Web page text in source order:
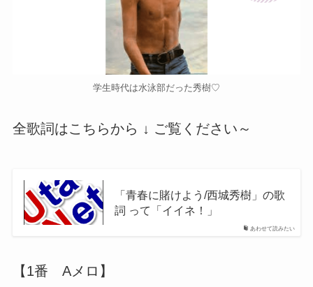
学生時代は水泳部だった秀樹♡
全歌詞はこちらから ↓ ご覧ください～
あわせて読みたい
「青春に賭けよう/西城秀樹」の歌
詞 って「イイネ！」
【1番 Aメロ】